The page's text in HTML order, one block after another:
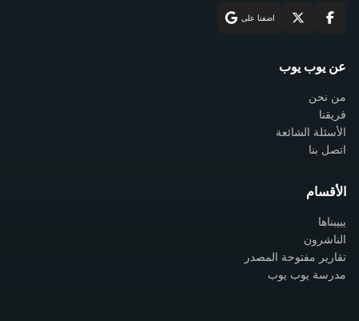
اضفنا على
عن يوب يوب
من نحن
فريقنا
الأسئلة الشائعة
اتصل بنا
الأقسام
يبيبناها
الناشرون
تقارير مفتوحة المصدر
مدرسة يوب يوب